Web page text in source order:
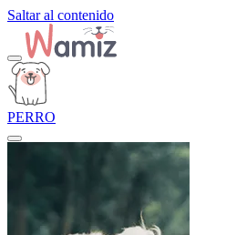
Saltar al contenido
PERRO